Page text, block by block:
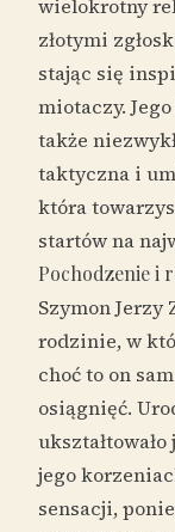
wielokrotny
złotymi
stając się
miotaczy.
także
taktyczna i
która
startów na
Pochodzenie i
Szymon Jerzy
rodzinie, w
choć to on
osiągnięć.
jego
sensacji,